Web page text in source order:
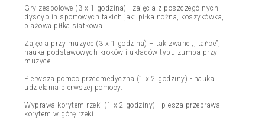
Gry zespołowe (3 x 1 godzina) - zajęcia z poszczególnych
dyscyplin sportowych takich jak: piłka nożna, koszykówka,
plażowa piłka siatkowa.
Zajęcia przy muzyce (3 x 1 godzina) – tak zwane ,, tańce”,
nauka podstawowych kroków i układów typu zumba przy
muzyce.
Pierwsza pomoc przedmedyczna (1 x 2 godziny) - nauka
udzielania pierwszej pomocy.
Wyprawa korytem rzeki (1 x 2 godziny) - piesza przeprawa
korytem w górę rzeki.